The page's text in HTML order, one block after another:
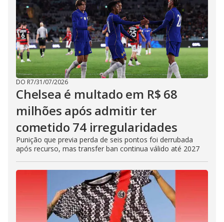
DO R7/31/07/2026
Chelsea é multado em R$ 68
milhões após admitir ter
cometido 74 irregularidades
Punição que previa perda de seis pontos foi derrubada
após recurso, mas transfer ban continua válido até 2027